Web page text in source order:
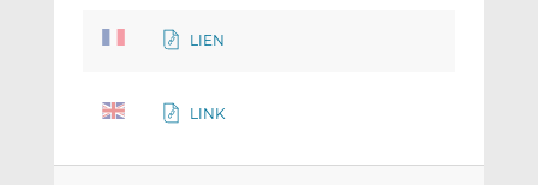
LIEN
LINK